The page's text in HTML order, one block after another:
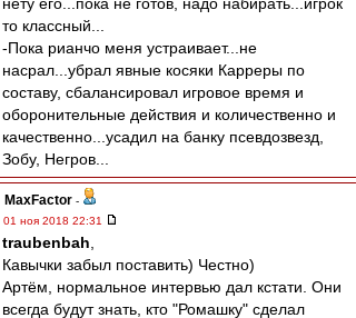
то классный...
-Пока рианчо меня устраивает...не
насрал...убрал явные косяки Карреры по
составу, сбалансировал игровое время и
оборонительные действия и количественно и
качественно...усадил на банку псевдозвезд,
Зобу, Негров...
MaxFactor -
01 ноя 2018 22:31
traubenbah
Кавычки забыл поставить) Честно)
Артём, нормальное интервью дал кстати. Они
всегда будут знать, кто "Ромашку" сделал